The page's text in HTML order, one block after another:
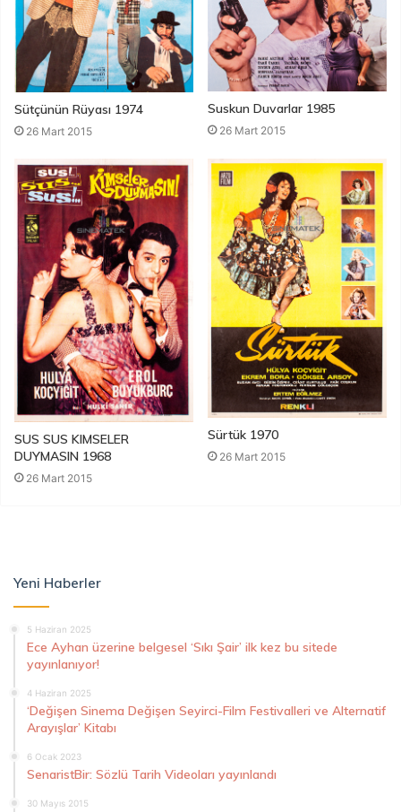
Sütçünün Rüyası 1974
26 Mart 2015
Suskun Duvarlar 1985
26 Mart 2015
SUS SUS KIMSELER
DUYMASIN 1968
26 Mart 2015
Sürtük 1970
26 Mart 2015
Yeni Haberler
5 Haziran 2025
Ece Ayhan üzerine belgesel ‘Sıkı Şair’ ilk kez bu sitede
yayınlanıyor!
4 Haziran 2025
‘Değişen Sinema Değişen Seyirci-Film Festivalleri ve Alternatif
Arayışlar’ Kitabı
6 Ocak 2023
SenaristBir: Sözlü Tarih Videoları yayınlandı
30 Mayıs 2015